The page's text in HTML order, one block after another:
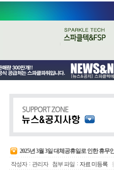
2025년 3월 3일 대체공휴일로 인한 휴무
작성자 : 관리자 첨부 파일 : 자료 미등록